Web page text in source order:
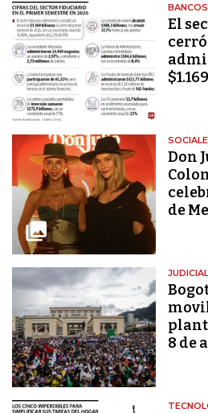
BANCOS
El
Don
de
8 de